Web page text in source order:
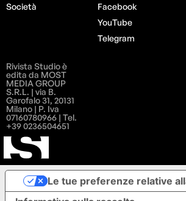
Società
Facebook
YouTube
Telegram
Rivista Studio è
edita da MOST
MEDIA GROUP
S.R.L. | via B.
Garofalo 31, 20131
Milano | P. Iva
07160780966 | Tel.
+39 0236504651
Le tue preferenze relative